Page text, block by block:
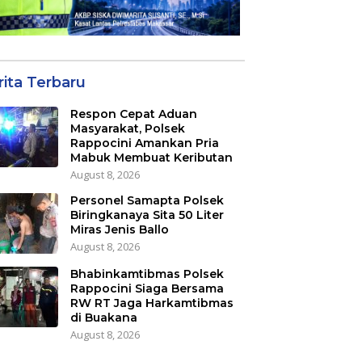
Terbaru
Respon Cepat Aduan
Masyarakat, Polsek
Rappocini Amankan Pria
Mabuk Membuat Keributan
August 8, 2026
Personel Samapta Polsek
Biringkanaya Sita 50 Liter
Miras Jenis Ballo
August 8, 2026
Bhabinkamtibmas Polsek
Rappocini Siaga Bersama
RW RT Jaga Harkamtibmas
di Buakana
August 8, 2026